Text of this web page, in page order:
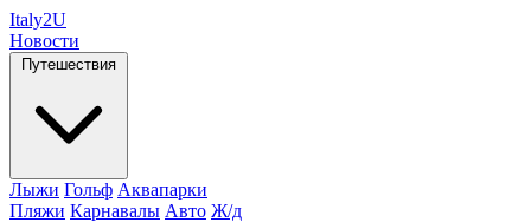
Italy2U
Новости
Путешествия
Лыжи Гольф Аквапарки
Пляжи Карнавалы Авто Ж/д